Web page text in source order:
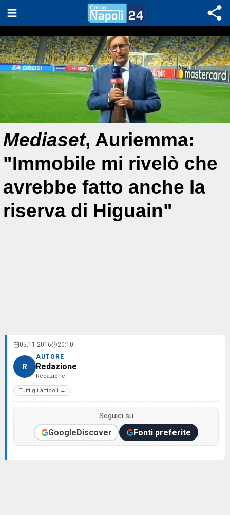
Mediaset, Auriemma:
"Immobile mi rivelò che
avrebbe fatto anche la
riserva di Higuain"
05.11.2016 20:10
R
AUTORE
Redazione
Redazione
Tutti gli articoli →
Seguici su
GoogleDiscover Fonti preferite